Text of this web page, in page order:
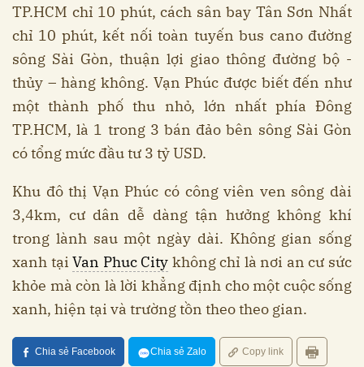
TP.HCM chỉ 10 phút, cách sân bay Tân Sơn Nhất
chỉ 10 phút, kết nối toàn tuyến bus cano đường
sông Sài Gòn, thuận lợi giao thông đường bộ -
thủy – hàng không. Vạn Phúc được biết đến như
một thành phố thu nhỏ, lớn nhất phía Đông
TP.HCM, là 1 trong 3 bán đảo bên sông Sài Gòn
có tổng mức đầu tư 3 tỷ USD.
Khu đô thị Vạn Phúc có công viên ven sông dài
3,4km, cư dân dễ dàng tận hưởng không khí
trong lành sau một ngày dài. Không gian sống
xanh tạiVan Phuc City không chỉ là nơi an cư sức
khỏe mà còn là lời khẳng định cho một cuộc sống
xanh, hiện tại và trường tồn theo theo gian.
Chia sẻ Facebook Chia sẻ Zalo Copy link